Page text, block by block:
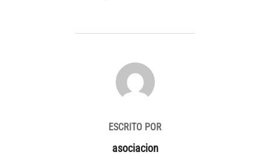
AUTOR DE LA ENTRADA
ESCRITO POR
asociacion